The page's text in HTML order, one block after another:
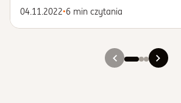
04.11.2022•6 min czytania
Slajd 1
Slajd 2
Slajd 3